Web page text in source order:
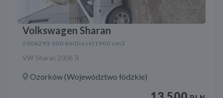
Volkswagen Sharan
2006293 000 km Diesel 1900 cm3
VW Sharan 2006 R
Ozorków (Województwo łódzkie)